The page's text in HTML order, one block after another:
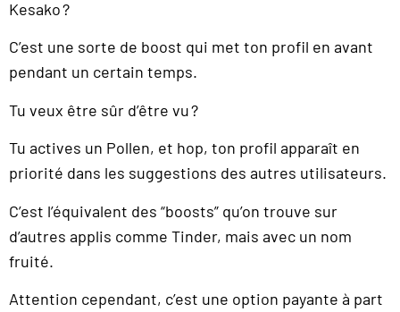
Kesako ?
C’est une sorte de boost qui met ton profil en avant
pendant un certain temps.
Tu veux être sûr d’être vu ?
Tu actives un Pollen, et hop, ton profil apparaît en
priorité dans les suggestions des autres utilisateurs.
C’est l’équivalent des “boosts” qu’on trouve sur
d’autres applis comme Tinder, mais avec un nom
fruité.
Attention cependant, c’est une option payante à part